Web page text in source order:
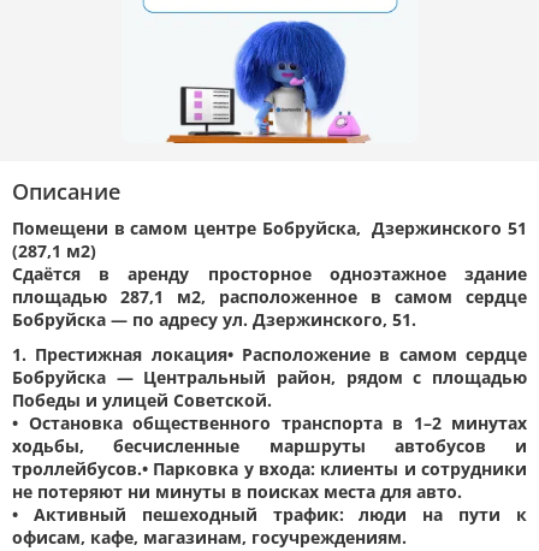
Описание
Помещени в самом центре Бобруйска, Дзержинского 51
(287,1 м2)
Сдаётся в аренду просторное одноэтажное здание
площадью 287,1 м2, расположенное в самом сердце
Бобруйска — по адресу ул. Дзержинского, 51.
1. Престижная локация• Расположение в самом сердце
Бобруйска — Центральный район, рядом с площадью
Победы и улицей Советской.
• Остановка общественного транспорта в 1–2 минутах
ходьбы, бесчисленные маршруты автобусов и
троллейбусов.• Парковка у входа: клиенты и сотрудники
не потеряют ни минуты в поисках места для авто.
• Активный пешеходный трафик:люди на пути к
офисам, кафе, магазинам, госучреждениям.